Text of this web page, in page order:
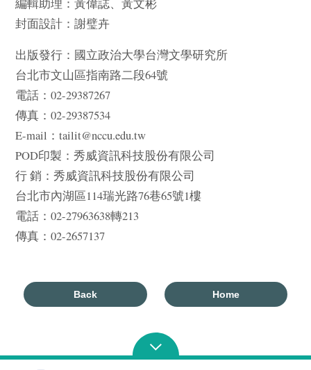
編輯助理：黃偉誌、黃文彬
封面設計：謝璧卉
出版發行：國立政治大學台灣文學研究所
台北市文山區指南路二段64號
電話：02-29387267
傳真：02-29387534
E-mail：tailit@nccu.edu.tw
POD印製：秀威資訊科技股份有限公司
行 銷：秀威資訊科技股份有限公司
台北市內湖區114瑞光路76巷65號1樓
電話：02-27963638轉213
傳真：02-2657137
Back Home